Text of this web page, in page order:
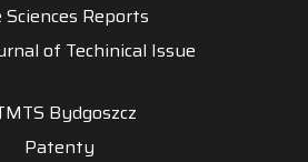
Sciences Reports
of Techinical Issue
Bydgoszcz
Patenty